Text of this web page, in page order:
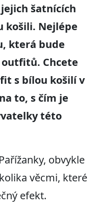
šatnících
košili. Nejlépe
která bude
Chcete
s bílou košilí v
to, s čím je
této
obvykle
věcmi, které
efekt.